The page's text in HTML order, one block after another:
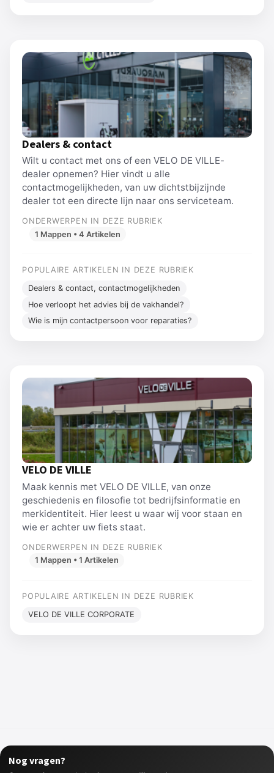
Dealers & contact
Wilt u contact met ons of een VELO DE VILLE-
dealer opnemen? Hier vindt u alle
contactmogelijkheden, van uw dichtstbijzijnde
dealer tot een directe lijn naar ons serviceteam.
ONDERWERPEN IN DEZE RUBRIEK
1 Mappen • 4 Artikelen
POPULAIRE ARTIKELEN IN DEZE RUBRIEK
Dealers & contact, contactmogelijkheden
Hoe verloopt het advies bij de vakhandel?
Wie is mijn contactpersoon voor reparaties?
VELO DE VILLE
Maak kennis met VELO DE VILLE, van onze
geschiedenis en filosofie tot bedrijfsinformatie en
merkidentiteit. Hier leest u waar wij voor staan ​​en
wie er achter uw fiets staat.
ONDERWERPEN IN DEZE RUBRIEK
1 Mappen • 1 Artikelen
POPULAIRE ARTIKELEN IN DEZE RUBRIEK
VELO DE VILLE CORPORATE
Nog vragen?